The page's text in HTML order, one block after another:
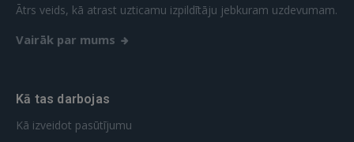
Ātrs veids, kā atrast uzticamu izpildītāju jebkuram uzdevumam.
Vairāk par mums
Kā tas darbojas
Kā izveidot pasūtījumu